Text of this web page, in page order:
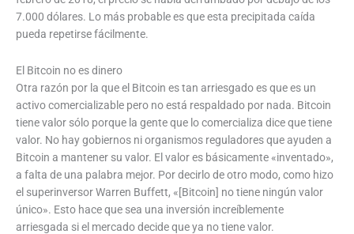
7.000 dólares. Lo más probable es que esta precipitada caída
pueda repetirse fácilmente.
El Bitcoin no es dinero
Otra razón por la que el Bitcoin es tan arriesgado es que es un
activo comercializable pero no está respaldado por nada. Bitcoin
tiene valor sólo porque la gente que lo comercializa dice que tiene
valor. No hay gobiernos ni organismos reguladores que ayuden a
Bitcoin a mantener su valor. El valor es básicamente «inventado»,
a falta de una palabra mejor. Por decirlo de otro modo, como hizo
el superinversor Warren Buffett, «[Bitcoin] no tiene ningún valor
único». Esto hace que sea una inversión increíblemente
arriesgada si el mercado decide que ya no tiene valor.